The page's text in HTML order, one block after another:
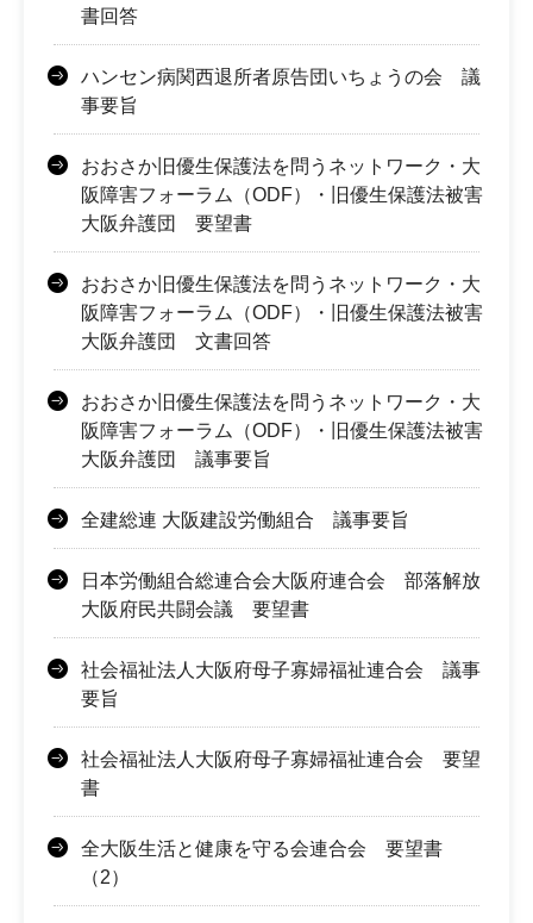
書回答
ハンセン病関西退所者原告団いちょうの会 議
事要旨
おおさか旧優生保護法を問うネットワーク・大
阪障害フォーラム（ODF）・旧優生保護法被害
大阪弁護団 要望書
おおさか旧優生保護法を問うネットワーク・大
阪障害フォーラム（ODF）・旧優生保護法被害
大阪弁護団 文書回答
おおさか旧優生保護法を問うネットワーク・大
阪障害フォーラム（ODF）・旧優生保護法被害
大阪弁護団 議事要旨
全建総連 大阪建設労働組合 議事要旨
日本労働組合総連合会大阪府連合会 部落解放
大阪府民共闘会議 要望書
社会福祉法人大阪府母子寡婦福祉連合会 議事
要旨
社会福祉法人大阪府母子寡婦福祉連合会 要望
書
全大阪生活と健康を守る会連合会 要望書
（2）